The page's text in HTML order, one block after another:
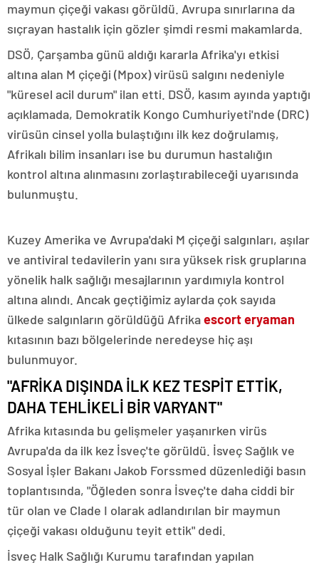
maymun çiçeği vakası görüldü. Avrupa sınırlarına da
sıçrayan hastalık için gözler şimdi resmi makamlarda.
DSÖ, Çarşamba günü aldığı kararla Afrika'yı etkisi
altına alan M çiçeği (Mpox) virüsü salgını nedeniyle
"küresel acil durum" ilan etti. DSÖ, kasım ayında yaptığı
açıklamada, Demokratik Kongo Cumhuriyeti'nde (DRC)
virüsün cinsel yolla bulaştığını ilk kez doğrulamış,
Afrikalı bilim insanları ise bu durumun hastalığın
kontrol altına alınmasını zorlaştırabileceği uyarısında
bulunmuştu.
Kuzey Amerika ve Avrupa'daki M çiçeği salgınları, aşılar
ve antiviral tedavilerin yanı sıra yüksek risk gruplarına
yönelik halk sağlığı mesajlarının yardımıyla kontrol
altına alındı. Ancak geçtiğimiz aylarda çok sayıda
ülkede salgınların görüldüğü Afrikaescort eryaman
kıtasının bazı bölgelerinde neredeyse hiç aşı
bulunmuyor.
"AFRİKA DIŞINDA İLK KEZ TESPİT ETTİK,
DAHA TEHLİKELİ BİR VARYANT"
Afrika kıtasında bu gelişmeler yaşanırken virüs
Avrupa'da da ilk kez İsveç'te görüldü. İsveç Sağlık ve
Sosyal İşler Bakanı Jakob Forssmed düzenlediği basın
toplantısında, "Öğleden sonra İsveç'te daha ciddi bir
tür olan ve Clade I olarak adlandırılan bir maymun
çiçeği vakası olduğunu teyit ettik" dedi.
İsveç Halk Sağlığı Kurumu tarafından yapılan